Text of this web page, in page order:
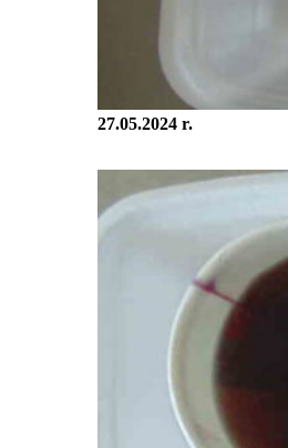
27.05.2024 r.